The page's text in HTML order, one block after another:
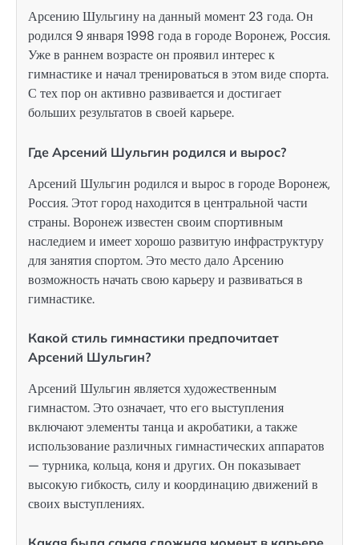
Арсению Шульгину на данный момент 23 года. Он
родился 9 января 1998 года в городе Воронеж, Россия.
Уже в раннем возрасте он проявил интерес к
гимнастике и начал тренироваться в этом виде спорта.
С тех пор он активно развивается и достигает
больших результатов в своей карьере.
Где Арсений Шульгин родился и вырос?
Арсений Шульгин родился и вырос в городе Воронеж,
Россия. Этот город находится в центральной части
страны. Воронеж известен своим спортивным
наследием и имеет хорошо развитую инфраструктуру
для занятия спортом. Это место дало Арсению
возможность начать свою карьеру и развиваться в
гимнастике.
Какой стиль гимнастики предпочитает
Арсений Шульгин?
Арсений Шульгин является художественным
гимнастом. Это означает, что его выступления
включают элементы танца и акробатики, а также
использование различных гимнастических аппаратов
— турника, кольца, коня и других. Он показывает
высокую гибкость, силу и координацию движений в
своих выступлениях.